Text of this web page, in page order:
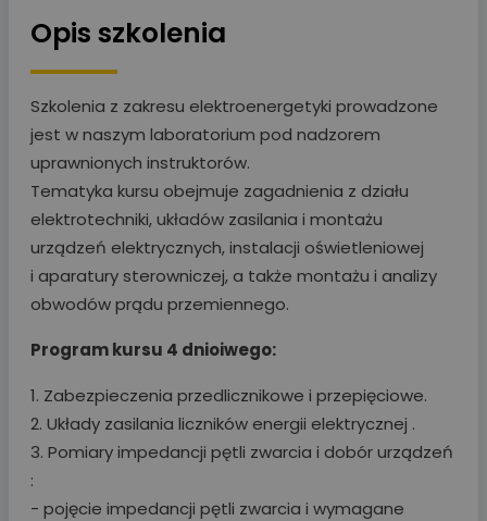
Opis szkolenia
Szkolenia z zakresu elektroenergetyki prowadzone
jest w naszym laboratorium pod nadzorem
uprawnionych instruktorów.
Tematyka kursu obejmuje zagadnienia z działu
elektrotechniki, układów zasilania i montażu
urządzeń elektrycznych, instalacji oświetleniowej
i aparatury sterowniczej, a także montażu i analizy
obwodów prądu przemiennego.
Program kursu 4 dnioiwego:
1. Zabezpieczenia przedlicznikowe i przepięciowe.
2. Układy zasilania liczników energii elektrycznej .
3. Pomiary impedancji pętli zwarcia i dobór urządzeń
:
- pojęcie impedancji pętli zwarcia i wymagane